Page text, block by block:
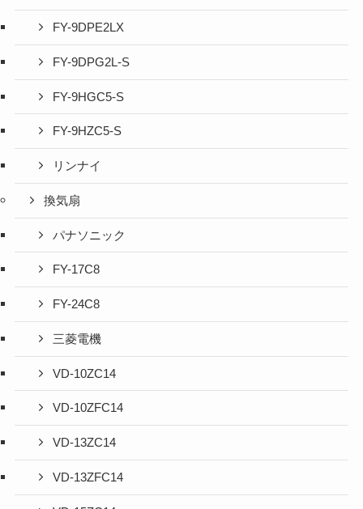
FY-9DPE2LX
FY-9DPG2L-S
FY-9HGC5-S
FY-9HZC5-S
リンナイ
換気扇
パナソニック
FY-17C8
FY-24C8
三菱電機
VD-10ZC14
VD-10ZFC14
VD-13ZC14
VD-13ZFC14